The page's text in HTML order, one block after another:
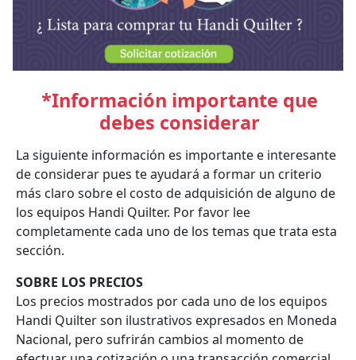
*Información importante que
debes considerar
La siguiente información es importante e interesante
de considerar pues te ayudará a formar un criterio
más claro sobre el costo de adquisición de alguno de
los equipos Handi Quilter. Por favor lee
completamente cada uno de los temas que trata esta
sección.
SOBRE LOS PRECIOS
Los precios mostrados por cada uno de los equipos
Handi Quilter son ilustrativos expresados en Moneda
Nacional, pero sufrirán cambios al momento de